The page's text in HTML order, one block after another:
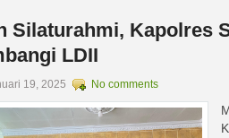
Silaturahmi, Kapolres
LDII
19, 2025 No comments